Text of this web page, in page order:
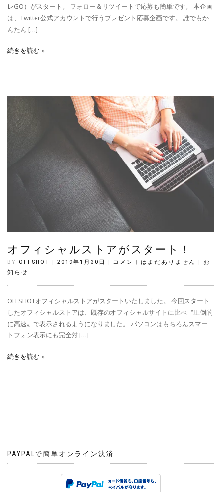
レGO）がスタート。 フォロー＆リツイートで応募も簡単です。 本企画
は、Twitter公式アカウントで行うプレゼント応募企画です。 誰でもか
んたん […]
続きを読む
オフィシャルストアがスタート！
BY OFFSHOT 2019年1月30日 コメントはまだありません
お
知らせ
OFFSHOTオフィシャルストアがスタートいたしました。 今回スタート
したオフィシャルストアは、既存のオフィシャルサイトに比べ〝圧倒的
に高速〟で表示されるようになりました。 パソコンはもちろんスマー
トフォン表示にも完全対 […]
続きを読む
PAYPALで簡単オンライン決済